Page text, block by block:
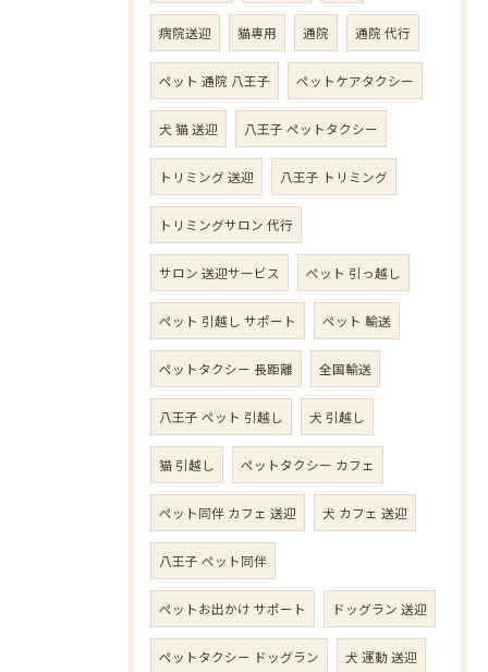
病院送迎 猫専用 通院 通院 代行
ペット 通院 八王子 ペットケアタクシー
犬 猫 送迎 八王子 ペットタクシー
トリミング 送迎 八王子 トリミング
トリミングサロン 代行
サロン 送迎サービス ペット 引っ越し
ペット 引越し サポート ペット 輸送
ペットタクシー 長距離 全国輸送
八王子 ペット 引越し 犬 引越し
猫 引越し ペットタクシー カフェ
ペット同伴 カフェ 送迎 犬 カフェ 送迎
八王子 ペット同伴
ペットお出かけ サポート ドッグラン 送迎
ペットタクシー ドッグラン 犬 運動 送迎